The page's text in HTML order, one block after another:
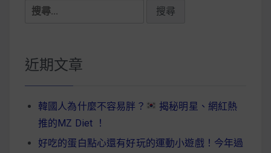
搜
鍵
字:
近期文章
韓國人為什麼不容易胖？
揭秘明星、網紅熱
推的MZ Diet ！
好吃的蛋白點心還有好玩的運動小遊戲！今年過